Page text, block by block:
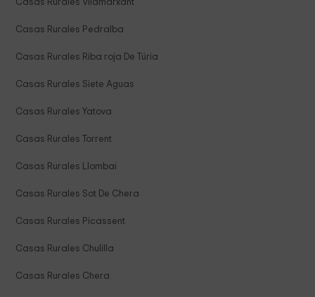
Casas Rurales Vilamarxant
Casas Rurales Pedralba
Casas Rurales Riba roja De Túria
Casas Rurales Siete Aguas
Casas Rurales Yatova
Casas Rurales Torrent
Casas Rurales Llombai
Casas Rurales Sot De Chera
Casas Rurales Picassent
Casas Rurales Chulilla
Casas Rurales Chera